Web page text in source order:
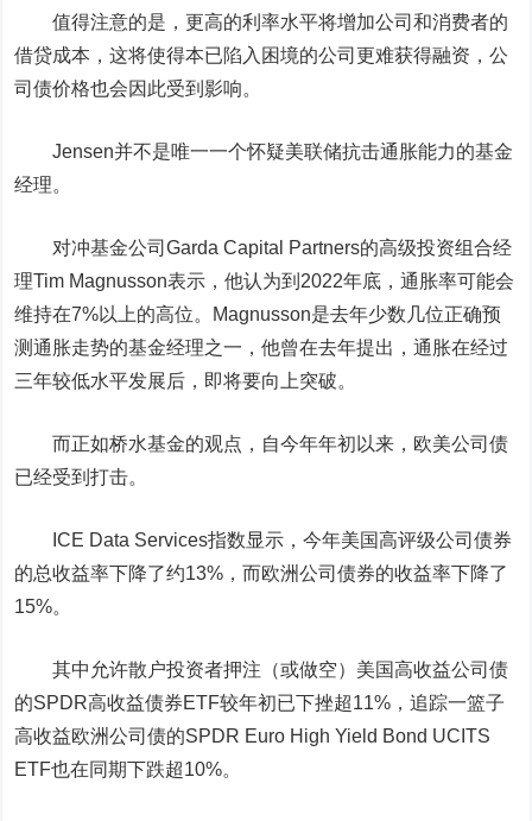
值得注意的是，更高的利率水平将增加公司和消费者的
借贷成本，这将使得本已陷入困境的公司更难获得融资，公
司债价格也会因此受到影响。
Jensen并不是唯一一个怀疑美联储抗击通胀能力的基金
经理。
对冲基金公司Garda Capital Partners的高级投资组合经
理Tim Magnusson表示，他认为到2022年底，通胀率可能会
维持在7%以上的高位。Magnusson是去年少数几位正确预
测通胀走势的基金经理之一，他曾在去年提出，通胀在经过
三年较低水平发展后，即将要向上突破。
而正如桥水基金的观点，自今年年初以来，欧美公司债
已经受到打击。
ICE Data Services指数显示，今年美国高评级公司债券
的总收益率下降了约13%，而欧洲公司债券的收益率下降了
15%。
其中允许散户投资者押注（或做空）美国高收益公司债
的SPDR高收益债券ETF较年初已下挫超11%，追踪一篮子
高收益欧洲公司债的SPDR Euro High Yield Bond UCITS
ETF也在同期下跌超10%。